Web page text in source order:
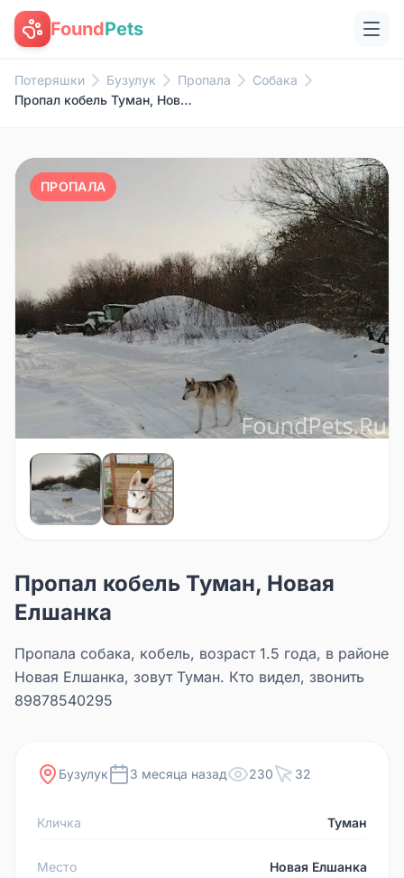
FoundPets
Потеряшки Бузулук Пропала
Собака
Пропал кобель Туман, Новая Елшанка
ПРОПАЛА
Пропал кобель Туман, Новая
Елшанка
Пропала собака, кобель, возраст 1.5 года, в районе
Новая Елшанка, зовут Туман. Кто видел, звонить
89878540295
Бузулук 3 месяца назад 230 32
Кличка Туман
Место Новая Елшанка